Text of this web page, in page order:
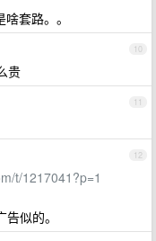
套路。。
10
贵
11
12
t/1217041?p=1
似的。